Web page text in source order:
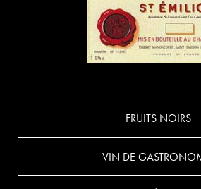
FRUITS NOIRS
VIN DE